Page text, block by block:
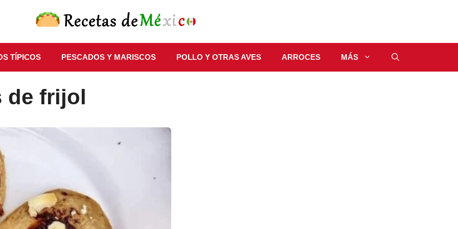
TÍPICOS PESCADOS Y MARISCOS POLLO Y OTRAS AVES ARROCES MÁS
de frijol